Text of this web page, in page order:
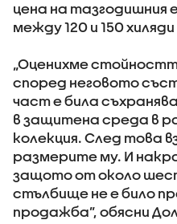
цена на тазгодишния
между 120 и 150
„Оценихме
според неговото
част е била
в защитена среда в
колекция. След това
размерите му. И
защото от около
стълбище не е било
продажба”, обясни